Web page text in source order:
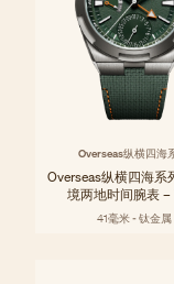
Overseas纵横四海
Overseas纵横四海系
境两地时间腕表 –
41毫米 - 钛金属